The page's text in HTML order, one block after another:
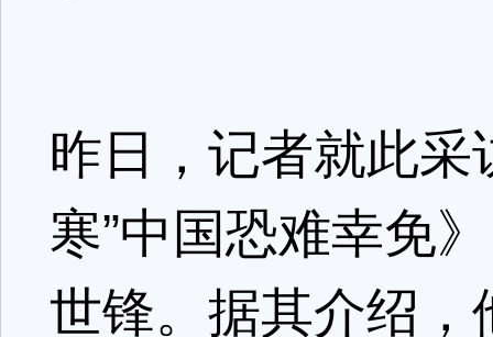
昨日，记者就此采
寒”中国恐难幸免
世锋。据其介绍，